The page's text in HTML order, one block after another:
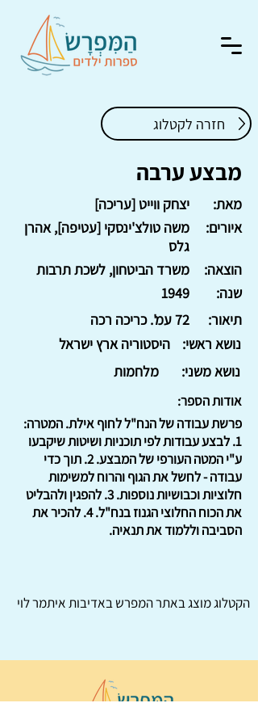
חזרה לקטלוג
מבצע ערבה
יצחק ווייט [עריכה]
מאת:
משה טולצ'ינסקי [עטיפה], אהרן
גלס
איורים:
משרד הביטחון, לשכת תרבות
הוצאה:
1949
שנה:
72 עמ'. כריכה רכה
תיאור:
היסטוריה ארץ ישראל
נושא ראשי:
מלחמות
נושא משני:
אודות הספר:
פרשת עבודה של הנח"ל לחוף אילת. המטרה:
1. לבצע עבודות לפי תוכניות ושיטות שיקבעו
ע"י המטה העורפי של המבצע. 2. תוך כדי
עבודה - לחשל את הגוף והרוח למשימות
חלוציות וכבושיות נוספות. 3. להפגין ולהבליט
את הכוח החלוצי הגנוז בנח"ל. 4. להכיר את
הסביבה וללמוד את תנאיה.
הקטלוג מוצג באתרהמפרשבאדיבות איתמר לוי